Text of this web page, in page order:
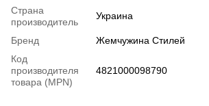
Страна
производитель
Украина
Бренд
Жемчужина Стилей
Код
производителя
товара (MPN)
4821000098790